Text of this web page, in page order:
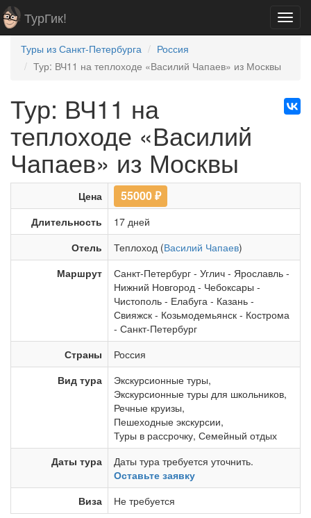
ТурГик!
Туры из Санкт-Петербурга
Россия
Тур: ВЧ11 на теплоходе «Василий Чапаев» из Москвы
Тур: ВЧ11 на
теплоходе «Василий
Чапаев» из Москвы
Цена 55000₽
Длительность
17 дней
Отель
Теплоход (Василий Чапаев)
Маршрут
Санкт-Петербург - Углич - Ярославль -
Нижний Новгород - Чебоксары -
Чистополь - Елабуга - Казань -
Свияжск - Козьмодемьянск - Кострома
- Санкт-Петербург
Страны
Россия
Вид тура
Экскурсионные туры,
Экскурсионные туры для школьников,
Речные круизы,
Пешеходные экскурсии,
Туры в рассрочку, Семейный отдых
Даты тура
Даты тура требуется уточнить.
Оставьте заявку
Виза
Не требуется